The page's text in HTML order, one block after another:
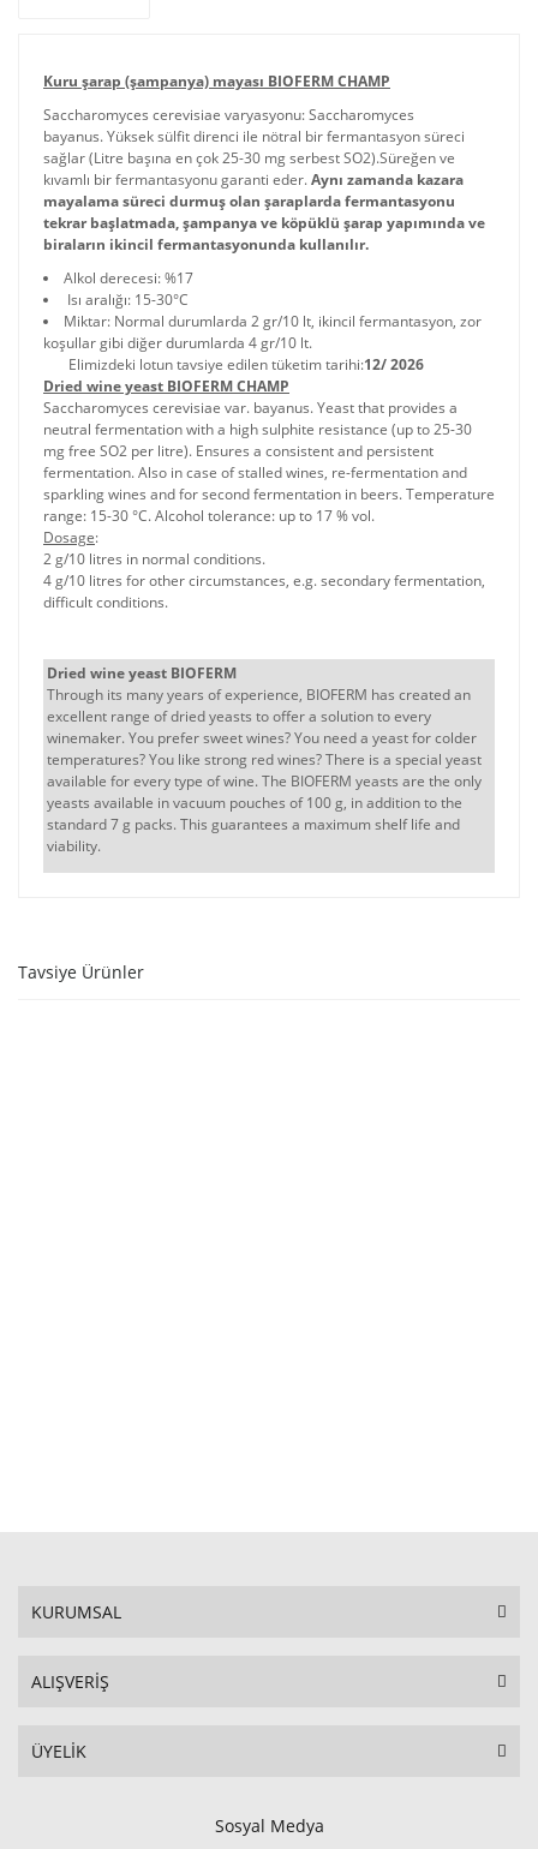
Kuru şarap (şampanya) mayası BIOFERM CHAMP
Saccharomyces cerevisiae varyasyonu: Saccharomyces
bayanus.Yüksek sülfit direnci ile nötral bir fermantasyon süreci
sağlar (Litre başına en çok 25-30 mg serbest SO2).Süreğen ve
kıvamlı bir fermantasyonu garanti eder.Aynı zamanda kazara
mayalama süreci durmuş olan şaraplarda fermantasyonu
tekrar başlatmada, şampanya ve köpüklü şarap yapımında ve
biraların ikincil fermantasyonunda kullanılır.
Alkol derecesi: %17
Isı aralığı: 15-30°C
Miktar: Normal durumlarda 2 gr/10 lt, ikincil fermantasyon, zor
koşullar gibi diğer durumlarda 4 gr/10 lt.
Elimizdeki lotun tavsiye edilen tüketim tarihi:12/ 2026
Dried wine yeast BIOFERM CHAMP
Saccharomyces cerevisiae var. bayanus. Yeast that provides a
neutral fermentation with a high sulphite resistance (up to 25-30
mg free SO2 per litre). Ensures a consistent and persistent
fermentation. Also in case of stalled wines, re-fermentation and
sparkling wines and for second fermentation in beers. Temperature
range: 15-30 °C. Alcohol tolerance: up to 17 % vol.
Dosage:
2 g/10 litres in normal conditions.
4 g/10 litres for other circumstances, e.g. secondary fermentation,
difficult conditions.
Dried wine yeast BIOFERM
Through its many years of experience, BIOFERM has created an
excellent range of dried yeasts to offer a solution to every
winemaker. You prefer sweet wines? You need a yeast for colder
temperatures? You like strong red wines? There is a special yeast
available for every type of wine. The BIOFERM yeasts are the only
yeasts available in vacuum pouches of 100 g, in addition to the
standard 7 g packs. This guarantees a maximum shelf life and
viability.
Tavsiye Ürünler
KURUMSAL
ALIŞVERİŞ
ÜYELİK
Sosyal Medya